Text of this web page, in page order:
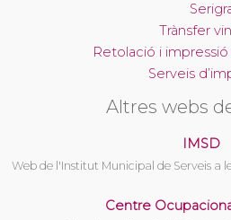
Trànsfer
Retolació i
Serveis
Altres webs
IMSD
Web de l'Institut Municipal de Serveis a
Centre